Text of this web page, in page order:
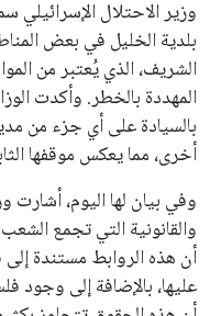
علوم وتكنولوجيا
المرأة والجمال
حوادث
محافظات
وزير الاحتلال
بلدية الخليل في بعض
الشريف، الذي يُعتبر من
المهددة بالخطر. وأكدت
بالسيادة على أي جزء من
أخرى، مما يعكس موقفها
وفي بيان لها اليوم، أشارت
والقانونية التي تجمع
أن هذه الروابط مستندة
عليها، بالإضافة إلى